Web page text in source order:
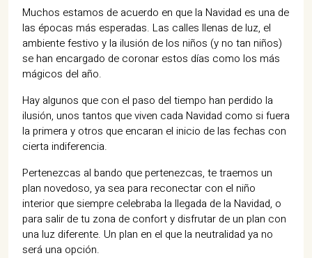
mahon@cristinebedfor.com
Muchos estamos de acuerdo en que la Navidad es una de
las épocas más esperadas. Las calles llenas de luz, el
ambiente festivo y la ilusión de los niños (y no tan niños)
se han encargado de coronar estos días como los más
mágicos del año.
Hay algunos que con el paso del tiempo han perdido la
ilusión, unos tantos que viven cada Navidad como si fuera
la primera y otros que encaran el inicio de las fechas con
cierta indiferencia.
Pertenezcas al bando que pertenezcas, te traemos un
plan novedoso, ya sea para reconectar con el niño
interior que siempre celebraba la llegada de la Navidad, o
para salir de tu zona de confort y disfrutar de un plan con
una luz diferente. Un plan en el que la neutralidad ya no
será una opción.